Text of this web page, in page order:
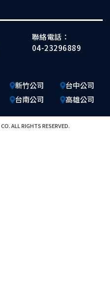
聯絡電話：
04-23296889
新竹公司
台中公司
台南公司 高雄公司
ALL RIGHTS RESERVED.